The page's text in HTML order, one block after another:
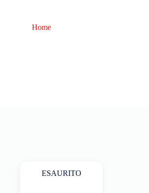
Home
ESAURITO